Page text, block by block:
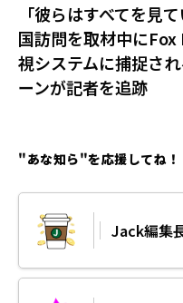
「彼らはすべてを見
国訪問を取材中に
視システムに捕捉さ
ーンが記者を追跡
"あな知ら"を応援してね！
Jack編集